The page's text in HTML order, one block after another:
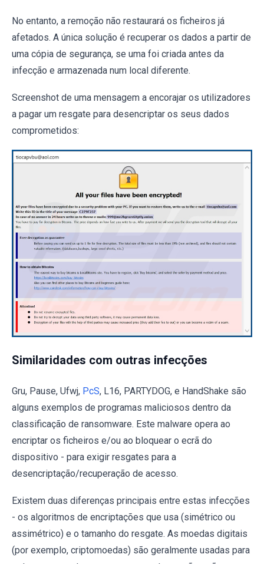
No entanto, a remoção não restaurará os ficheiros já
afetados. A única solução é recuperar os dados a partir de
uma cópia de segurança, se uma foi criada antes da
infecção e armazenada num local diferente.
Screenshot de uma mensagem a encorajar os utilizadores
a pagar um resgate para desencriptar os seus dados
comprometidos:
Similaridades com outras infecções
Gru, Pause, Ufwj, PcS, L16, PARTYDOG, e HandShake são
alguns exemplos de programas maliciosos dentro da
classificação de ransomware. Este malware opera ao
encriptar os ficheiros e/ou ao bloquear o ecrã do
dispositivo - para exigir resgates para a
desencriptação/recuperação de acesso.
Existem duas diferenças principais entre estas infecções
- os algoritmos de encriptações que usa (simétrico ou
assimétrico) e o tamanho do resgate. As moedas digitais
(por exemplo, criptomoedas) são geralmente usadas para